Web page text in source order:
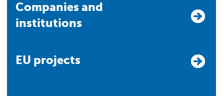
Companies and
institutions
EU projects